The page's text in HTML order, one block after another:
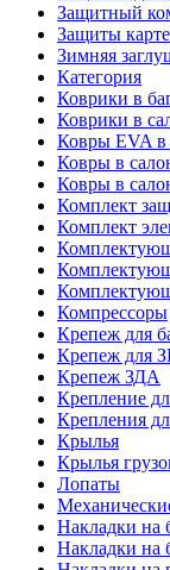
Защитный
Защиты
Зимняя
Категория
Коврики в
Коврики в
Ковры EVA в
Ковры в
Ковры в
Комплект
Комплект
Компрессоры
Крепеж для
Крепеж для
Крепеж ЗДА
Крепление
Крепления
Крылья
Крылья
Лопаты
Накладки на
Накладки на